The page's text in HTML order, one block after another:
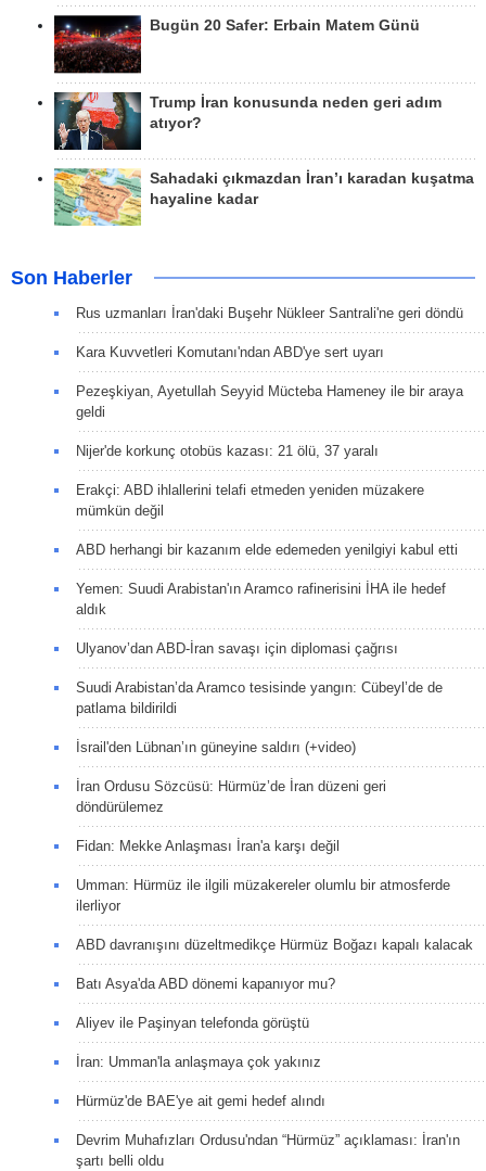
Bugün 20 Safer: Erbain Matem Günü
Trump İran konusunda neden geri adım
atıyor?
Sahadaki çıkmazdan İran’ı karadan kuşatma
hayaline kadar
Son Haberler
Rus uzmanları İran'daki Buşehr Nükleer Santrali'ne geri döndü
Kara Kuvvetleri Komutanı'ndan ABD'ye sert uyarı
Pezeşkiyan, Ayetullah Seyyid Mücteba Hameney ile bir araya
geldi
Nijer'de korkunç otobüs kazası: 21 ölü, 37 yaralı
Erakçi: ABD ihlallerini telafi etmeden yeniden müzakere
mümkün değil
ABD herhangi bir kazanım elde edemeden yenilgiyi kabul etti
Yemen: Suudi Arabistan'ın Aramco rafinerisini İHA ile hedef
aldık
Ulyanov’dan ABD-İran savaşı için diplomasi çağrısı
Suudi Arabistan’da Aramco tesisinde yangın: Cübeyl’de de
patlama bildirildi
İsrail'den Lübnan’ın güneyine saldırı (+video)
İran Ordusu Sözcüsü: Hürmüz’de İran düzeni geri
döndürülemez
Fidan: Mekke Anlaşması İran'a karşı değil
Umman: Hürmüz ile ilgili müzakereler olumlu bir atmosferde
ilerliyor
ABD davranışını düzeltmedikçe Hürmüz Boğazı kapalı kalacak
Batı Asya'da ABD dönemi kapanıyor mu?
Aliyev ile Paşinyan telefonda görüştü
İran: Umman'la anlaşmaya çok yakınız
Hürmüz'de BAE'ye ait gemi hedef alındı
Devrim Muhafızları Ordusu'ndan “Hürmüz” açıklaması: İran'ın
şartı belli oldu